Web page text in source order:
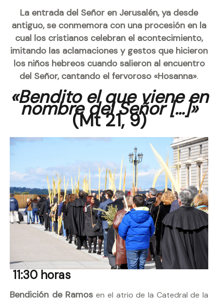
La entrada del Señor en Jerusalén, ya desde
antiguo, se conmemora con una procesión en la
cual los cristianos celebran el acontecimiento,
imitando las aclamaciones y gestos que hicieron
los niños hebreos cuando salieron al encuentro
del Señor, cantando el fervoroso «Hosanna».
«Bendito el que viene en
nombre del Señor […]»
(Mt 21, 9)
11:30 horas
Bendición de Ramos en el atrio de la Catedral de la